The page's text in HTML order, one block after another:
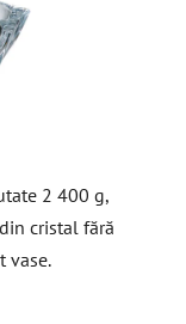
2 400 g,
cristal fără
vase.